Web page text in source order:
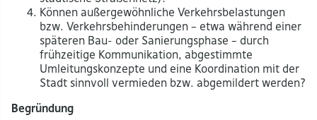
Können außergewöhnliche Verkehrsbelastungen
bzw. Verkehrsbehinderungen – etwa während einer
späteren Bau- oder Sanierungsphase – durch
frühzeitige Kommunikation, abgestimmte
Umleitungskonzepte und eine Koordination mit der
Stadt sinnvoll vermieden bzw. abgemildert werden?
Begründung